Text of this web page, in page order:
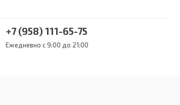
+7 (958) 111-65-75
Ежедневно с 9:00 до 21:00